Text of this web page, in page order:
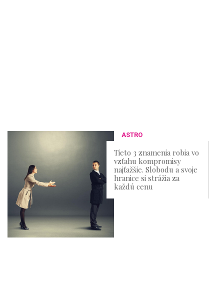
ASTRO
Tieto 3 znamenia robia vo
vzťahu kompromisy
najťažšie. Slobodu a svoje
hranice si strážia za
každú cenu